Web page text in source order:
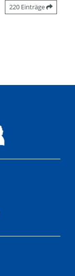
220 Einträge